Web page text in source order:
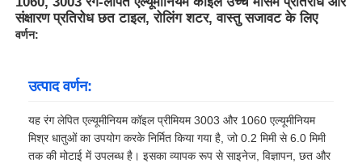
संक्षारण प्रतिरोध छत टाइल, रोलिंग शटर, वास्तु सजावट के लिए
वर्णन:
उत्पाद वर्णन:
यह रंग लेपित एल्यूमीनियम कॉइल प्रीमियम 3003 और 1060 एल्यूमीनियम
मिश्र धातुओं का उपयोग करके निर्मित किया गया है, जो 0.2 मिमी से 6.0 मिमी
तक की मोटाई में उपलब्ध है। इसका व्यापक रूप से साइनेज, विज्ञापन, छत और